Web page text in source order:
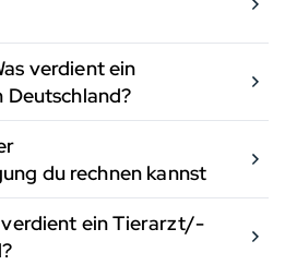
verdient ein
du rechnen kannst
ein Tierarzt/-